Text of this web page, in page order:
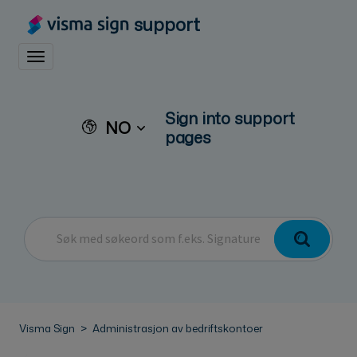
support
Toggle navigation
NO
Sign into support
pages
Visma Sign Administrasjon av bedriftskontoer